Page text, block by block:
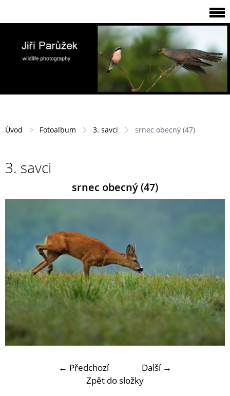
Úvod Fotoalbum 3. savci srnec obecný (47)
3. savci
srnec obecný (47)
← Předchozí
Další →
Zpět do složky